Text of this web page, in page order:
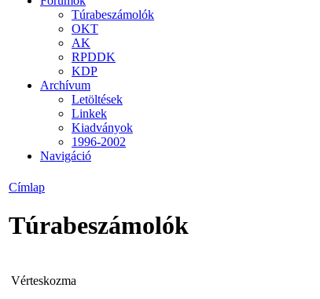
Túrabeszámolók
OKT
AK
RPDDK
KDP
Archívum
Letöltések
Linkek
Kiadványok
1996-2002
Navigáció
Címlap
Túrabeszámolók
Vérteskozma